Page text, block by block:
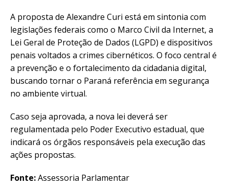
A proposta de Alexandre Curi está em sintonia com
legislações federais como o Marco Civil da Internet, a
Lei Geral de Proteção de Dados (LGPD) e dispositivos
penais voltados a crimes cibernéticos. O foco central é
a prevenção e o fortalecimento da cidadania digital,
buscando tornar o Paraná referência em segurança
no ambiente virtual.
Caso seja aprovada, a nova lei deverá ser
regulamentada pelo Poder Executivo estadual, que
indicará os órgãos responsáveis pela execução das
ações propostas.
Fonte:Assessoria Parlamentar